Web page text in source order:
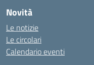
Novità
Le notizie
Le circolari
Calendario eventi